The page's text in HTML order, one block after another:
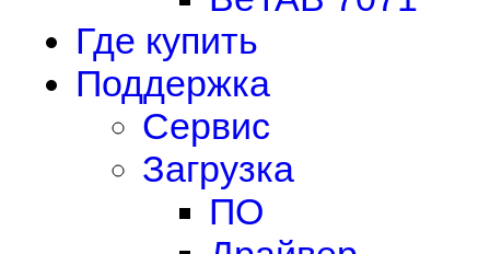
Где купить
Поддержка
Сервис
Загрузка
ПО